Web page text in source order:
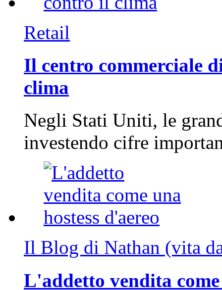
Retail
Il centro commerciale
clima
Negli Stati Uniti, le
investendo cifre
Il Blog di Nathan (vita
L'addetto vendita